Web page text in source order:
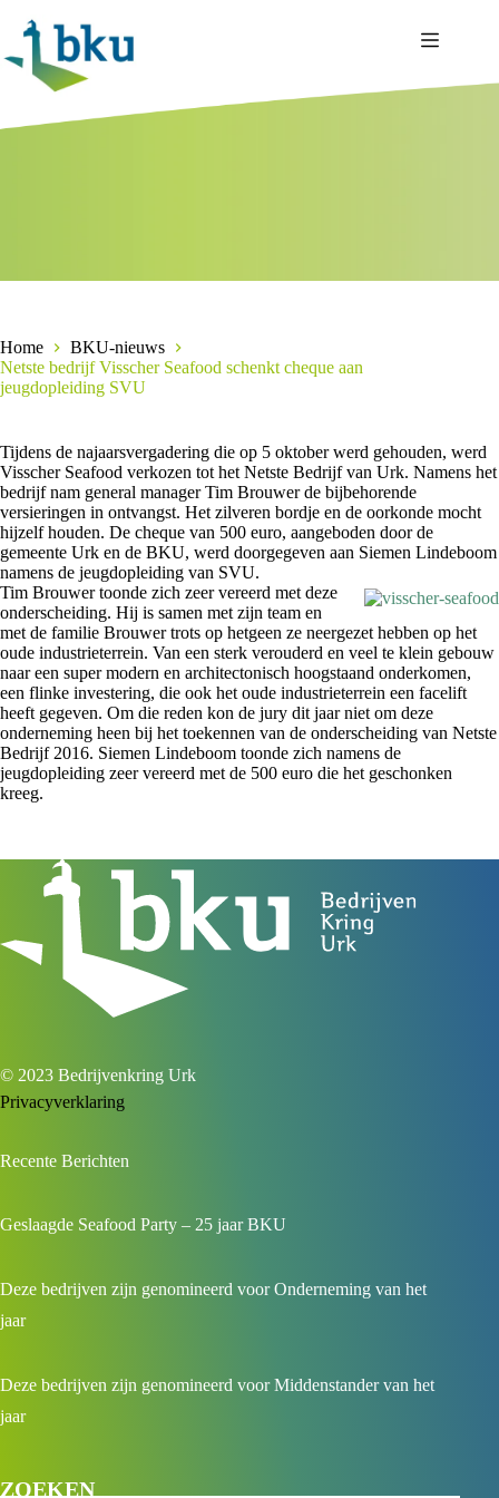
naar
inhoud
Home
BKU-nieuws
Netste bedrijf Visscher Seafood schenkt cheque aan
jeugdopleiding SVU
Tijdens de najaarsvergadering die op 5 oktober werd gehouden, werd
Visscher Seafood verkozen tot het Netste Bedrijf van Urk. Namens het
bedrijf nam general manager Tim Brouwer de bijbehorende
versieringen in ontvangst. Het zilveren bordje en de oorkonde mocht
hijzelf houden. De cheque van 500 euro, aangeboden door de
gemeente Urk en de BKU, werd doorgegeven aan Siemen Lindeboom
namens de jeugdopleiding van SVU.
Tim Brouwer toonde zich zeer vereerd met deze
onderscheiding. Hij is samen met zijn team en
met de familie Brouwer trots op hetgeen ze neergezet hebben op het
oude industrieterrein. Van een sterk verouderd en veel te klein gebouw
naar een super modern en architectonisch hoogstaand onderkomen,
een flinke investering, die ook het oude industrieterrein een facelift
heeft gegeven. Om die reden kon de jury dit jaar niet om deze
onderneming heen bij het toekennen van de onderscheiding van Netste
Bedrijf 2016. Siemen Lindeboom toonde zich namens de
jeugdopleiding zeer vereerd met de 500 euro die het geschonken
kreeg.
© 2023 Bedrijvenkring Urk
Privacyverklaring
Recente Berichten
Geslaagde Seafood Party – 25 jaar BKU
Deze bedrijven zijn genomineerd voor Onderneming van het
jaar
Deze bedrijven zijn genomineerd voor Middenstander van het
jaar
ZOEKEN